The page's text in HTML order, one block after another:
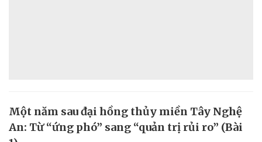
Một năm sau đại hồng thủy miền Tây Nghệ
An: Từ “ứng phó” sang “quản trị rủi ro” (Bài